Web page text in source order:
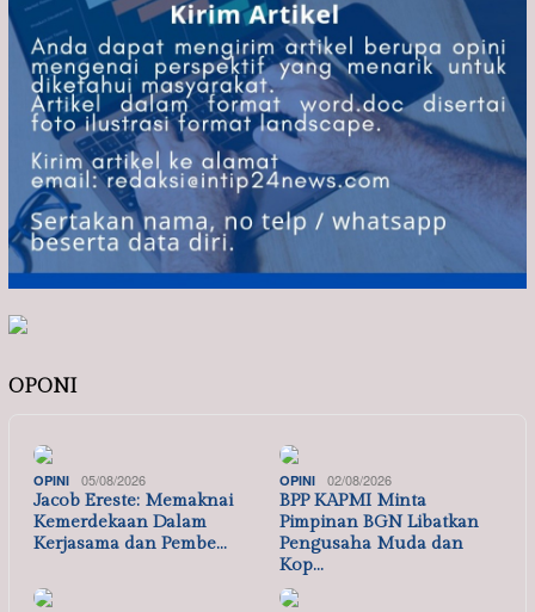
OPONI
OPINI 05/08/2026
Jacob Ereste: Memaknai
Kemerdekaan Dalam
Kerjasama dan Pembe…
OPINI 02/08/2026
BPP KAPMI Minta
Pimpinan BGN Libatkan
Pengusaha Muda dan
Kop…